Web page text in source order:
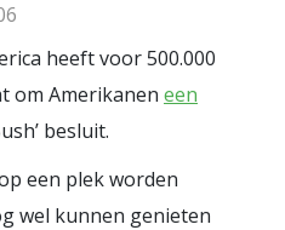
heeft voor 500.000
om Amerikanen een
besluit.
een plek worden
wel kunnen genieten